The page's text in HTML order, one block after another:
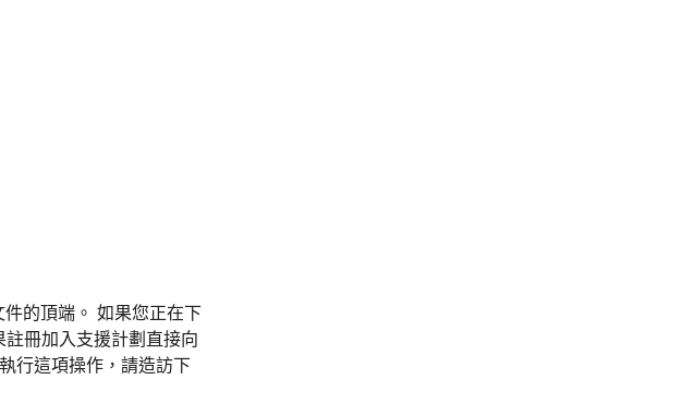
的頂端。 如果您正在下
冊加入支援計劃直接向
行這項操作，請造訪下